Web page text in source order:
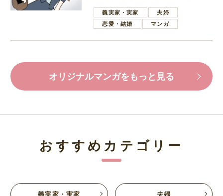
葉で励ます夫
義実家・実家
夫婦
恋愛・結婚
マンガ
オリジナルマンガをもっと見る
おすすめカテゴリー
義実家・実家 夫婦